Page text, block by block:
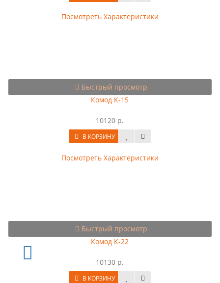
Посмотреть Характеристики
Быстрый просмотр
Комод К-15
10120 р.
В КОРЗИНУ
Посмотреть Характеристики
Быстрый просмотр
Комод К-22
10130 р.
В КОРЗИНУ